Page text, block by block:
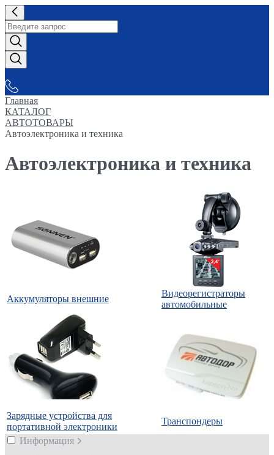
Главная
КАТАЛОГ
АВТОТОВАРЫ
Автоэлектроника и техника
Автоэлектроника и техника
Аккумуляторы внешние
Видеорегистраторы
автомобильные
Зарядные устройства для
портативной электроники
Транспондеры
Информация